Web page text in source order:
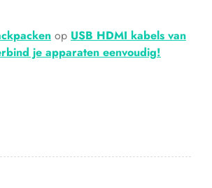
op USB HDMI kabels van
je apparaten eenvoudig!